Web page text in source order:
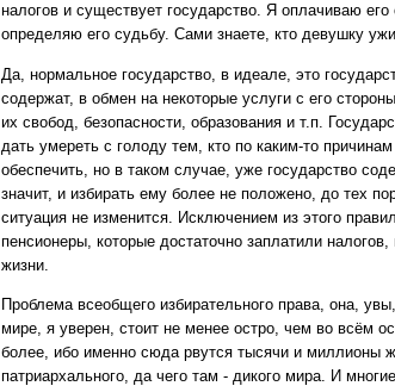
налогов и существует государство. Я оплачиваю
определяю его судьбу. Сами знаете, кто девушку
Да, нормальное государство, в идеале, это
содержат, в обмен на некоторые услуги с его
их свобод, безопасности, образования и т.п.
дать умереть с голоду тем, кто по каким-то
обеспечить, но в таком случае, уже государство
значит, и избирать ему более не положено, до тех
ситуация не изменится. Исключением из этого
пенсионеры, которые достаточно заплатили
жизни.
Проблема всеобщего избирательного права, она,
мире, я уверен, стоит не менее остро, чем во всём
более, ибо именно сюда рвутся тысячи и миллионы
патриархального, да чего там - дикого мира. И